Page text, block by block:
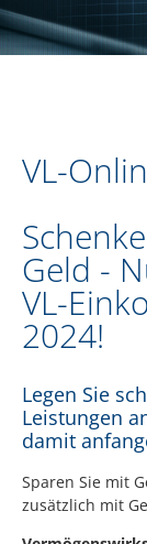
VL-
Geld -
VL-
2024!
Legen Sie
Leistungen
damit
Sparen Sie mit
zusätzlich mit